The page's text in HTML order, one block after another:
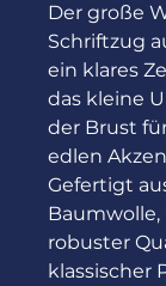
Der große
Schriftzug
ein klares
das kleine
der Brust
edlen
Gefertigt
robuster
klassischer